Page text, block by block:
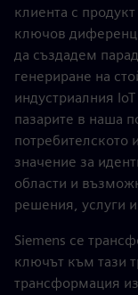
клиента с
ключов
да създадем
генериране на
индустриалния
пазарите в наша
значение за
области и
решения, услуги
Siemens се
ключът към тази
трансформация